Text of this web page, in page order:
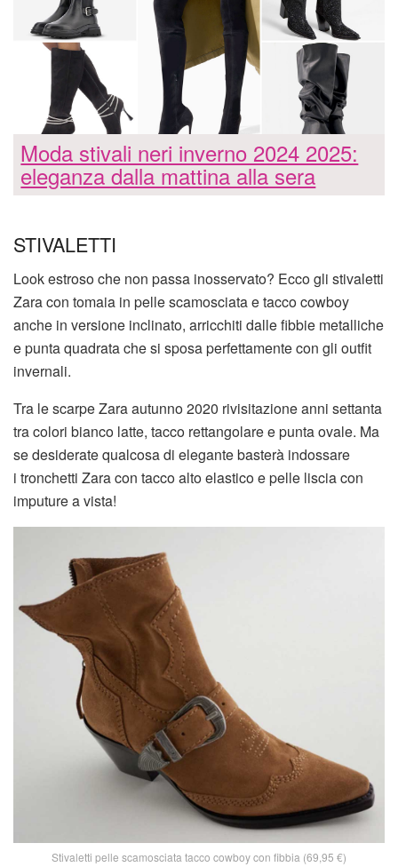
Moda stivali neri inverno 2024 2025:
eleganza dalla mattina alla sera
STIVALETTI
Look estroso che non passa inosservato? Ecco gli stivaletti
Zara con tomaia in pelle scamosciata e tacco cowboy
anche in versione inclinato, arricchiti dalle fibbie metalliche
e punta quadrata che si sposa perfettamente con gli outfit
invernali.
Tra le scarpe Zara autunno 2020 rivisitazione anni settanta
tra colori bianco latte, tacco rettangolare e punta ovale. Ma
se desiderate qualcosa di elegante basterà indossare
i tronchetti Zara con tacco alto elastico e pelle liscia con
imputure a vista!
Stivaletti pelle scamosciata tacco cowboy con fibbia (69,95 €)